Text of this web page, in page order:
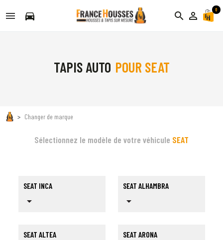
directions_car search person_outline
0
TAPIS AUTO POUR SEAT
Changer de marque
Sélectionnez le modèle de votre véhicule SEAT
SEAT INCA
arrow_drop_down
SEAT ALHAMBRA
arrow_drop_down
SEAT ALTEA SEAT ARONA